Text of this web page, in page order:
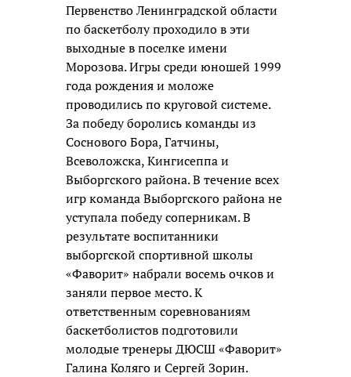
Первенство Ленинградской области
по баскетболу проходило в эти
выходные в поселке имени
Морозова. Игры среди юношей 1999
года рождения и моложе
проводились по круговой системе.
За победу боролись команды из
Соснового Бора, Гатчины,
Всеволожска, Кингисеппа и
Выборгского района. В течение всех
игр команда Выборгского района не
уступала победу соперникам. В
результате воспитанники
выборгской спортивной школы
«Фаворит» набрали восемь очков и
заняли первое место. К
ответственным соревнованиям
баскетболистов подготовили
молодые тренеры ДЮСШ «Фаворит»
Галина Коляго и Сергей Зорин.